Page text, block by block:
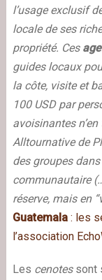
l’usage exclusif
locale de ses
propriété. Ces
guides locaux
la côte, visite et
100 USD par
avoisinantes
Alltournative de
des groupes
communautaire
réserve, mais en
Guatemala: les
l’association
Les cenotessont